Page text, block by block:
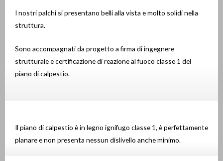
I nostri palchi si presentano belli alla vista e molto solidi nella
struttura.
Sono accompagnati da progetto a firma di ingegnere
strutturale e certificazione di reazione al fuoco classe 1 del
piano di calpestio.
Il piano di calpestio è in legno ignifugo classe 1, è perfettamente
planare e non presenta nessun dislivello anche minimo.